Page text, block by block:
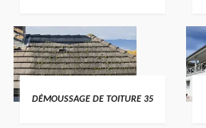
DÉMOUSSAGE DE TOITURE 35